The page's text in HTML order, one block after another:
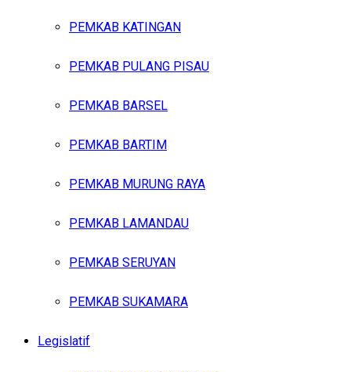
PEMKAB KATINGAN
PEMKAB PULANG PISAU
PEMKAB BARSEL
PEMKAB BARTIM
PEMKAB MURUNG RAYA
PEMKAB LAMANDAU
PEMKAB SERUYAN
PEMKAB SUKAMARA
Legislatif